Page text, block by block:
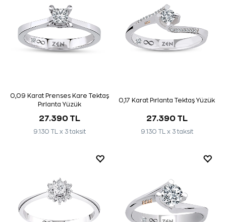
0,09 Karat Prenses Kare Tektaş
Pırlanta Yüzük
27.390 TL
9.130 TL x 3 taksit
0,17 Karat Pırlanta Tektaş Yüzük
27.390 TL
9.130 TL x 3 taksit